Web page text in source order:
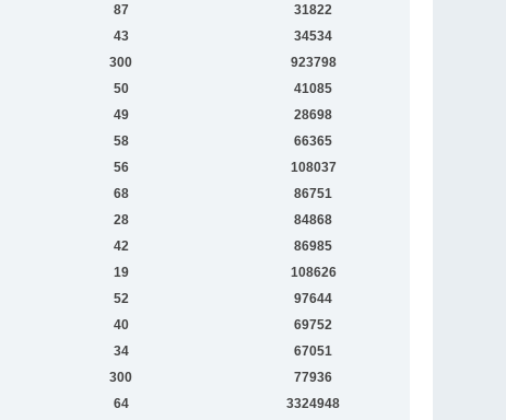
87
31822
43
34534
300
923798
50
41085
49
28698
58
66365
56
108037
68
86751
28
84868
42
86985
19
108626
52
97644
40
69752
34
67051
300
77936
64
3324948